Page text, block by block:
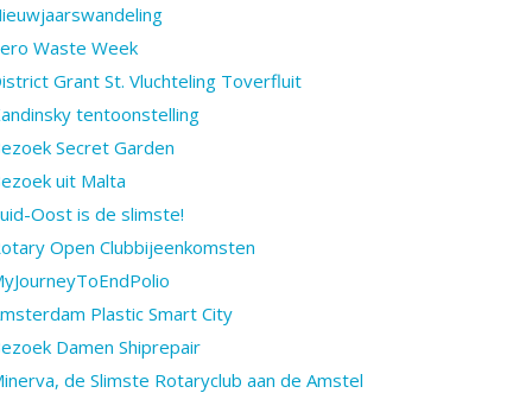
Waste Week
Grant St. Vluchteling Toverfluit
tentoonstelling
Secret Garden
uit Malta
Oost is de slimste!
Open Clubbijeenkomsten
Plastic Smart City
Damen Shiprepair
de Slimste Rotaryclub aan de Amstel